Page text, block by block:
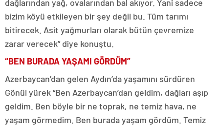
dağlarından yağ, ovalarından bal akıyor. Yani sadece
bizim köyü etkileyen bir şey değil bu. Tüm tarımı
bitirecek. Asit yağmurları olarak bütün çevremize
zarar verecek” diye konuştu.
“BEN BURADA YAŞAMI GÖRDÜM”
Azerbaycan’dan gelen Aydın’da yaşamını sürdüren
Gönül yürek “Ben Azerbaycan’dan geldim, dağları aşıp
geldim. Ben böyle bir ne toprak, ne temiz hava, ne
yaşam görmedim. Ben burada yaşam gördüm. Temiz